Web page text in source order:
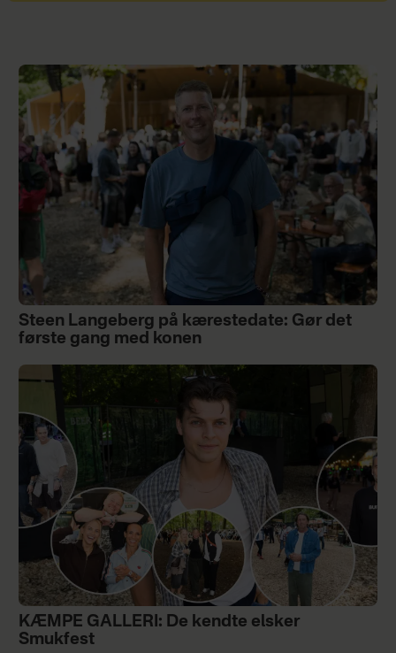
Steen Langeberg på kærestedate: Gør det
første gang med konen
KÆMPE GALLERI: De kendte elsker
Smukfest